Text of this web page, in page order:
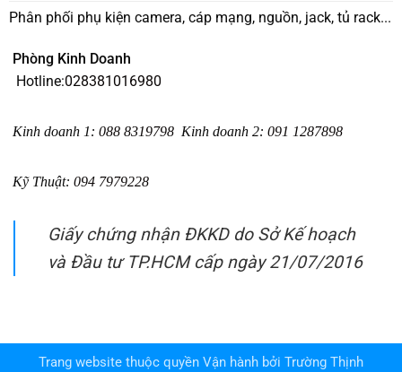
Phân phối phụ kiện camera, cáp mạng, nguồn, jack, tủ rack...
Phòng Kinh Doanh
Hotline:028381016980
Kinh doanh 1: 088 8319798 Kinh doanh 2: 091 1287898
Kỹ Thuật: 094 7979228
Giấy chứng nhận ĐKKD do Sở Kế hoạch
và Đầu tư TP.HCM cấp ngày 21/07/2016
Trang website thuộc quyền Vận hành bởi Trường Thịnh